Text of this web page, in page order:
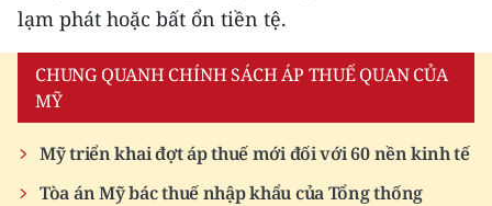
lạm phát hoặc bất ổn tiền tệ.
CHUNG QUANH CHÍNH SÁCH ÁP THUẾ QUAN CỦA
MỸ
Mỹ triển khai đợt áp thuế mới đối với 60 nền kinh tế
Tòa án Mỹ bác thuế nhập khẩu của Tổng thống